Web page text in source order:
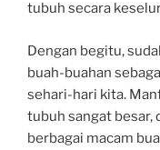
tubuh secara
Dengan begitu,
buah-buahan
sehari-hari kita.
tubuh sangat besar,
berbagai macam